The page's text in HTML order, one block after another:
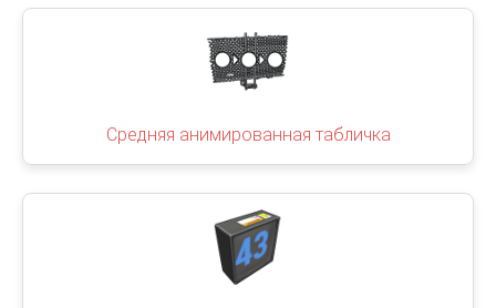
Средняя анимированная табличка